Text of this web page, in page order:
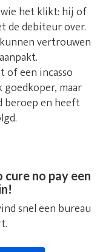
wie het klikt: hij of
de debiteur over.
vertrouwen
of een incasso
goedkoper, maar
beroep en heeft
no pay een
snel een bureau